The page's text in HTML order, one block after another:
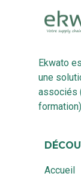
Ekwato
une
associés
Accueil